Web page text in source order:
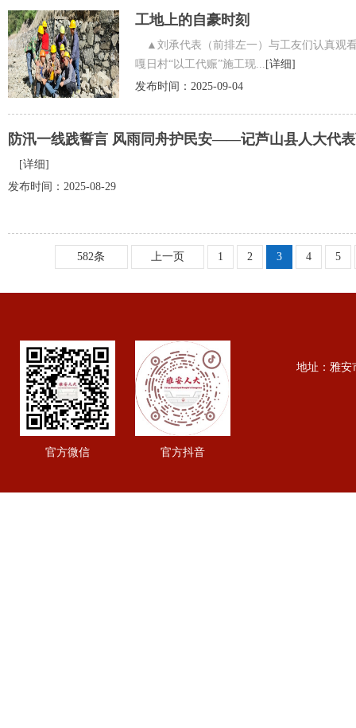
工地上的自豪时刻
▲刘承代表（前排左一）与工友们认真观
嘎日村“以工代赈”施工现... [详细]
发布时间：2025-09-04
防汛一线践誓言 风雨同舟护民安——记芦山县人大代
[详细]
发布时间：2025-08-29
582条 上一页 1 2 3 4 5
官方微信 官方抖音
地址：雅安